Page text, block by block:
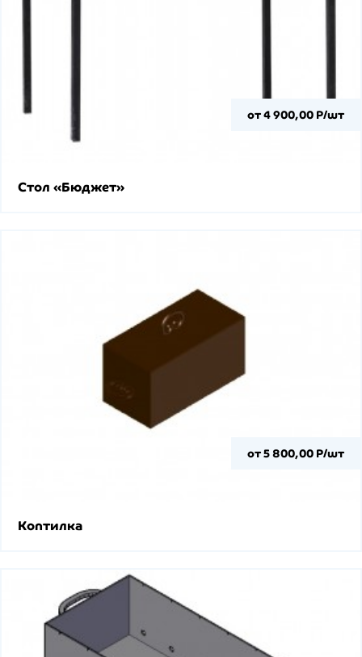
от 4 900,00 Р/шт
Стол «Бюджет»
от 5 800,00 Р/шт
Коптилка